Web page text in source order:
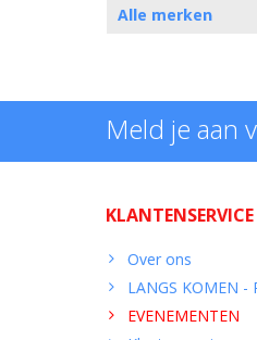
Alle merken
Meld je aan
KLANTENSERVICE
Over ons
LANGS KOMEN -
EVENEMENTEN